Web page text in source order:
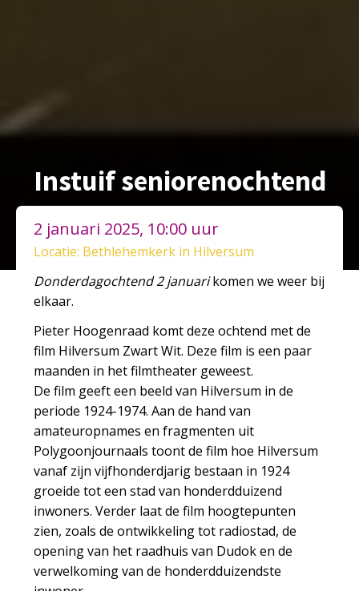
Instuif seniorenochtend
2 januari 2025, 10:00 uur
Locatie: Bethlehemkerk in Hilversum
Donderdagochtend 2 januarikomen we weer bij
elkaar.
Pieter Hoogenraad komt deze ochtend met de
film Hilversum Zwart Wit. Deze film is een paar
maanden in het filmtheater geweest.
De film geeft een beeld van Hilversum in de
periode 1924-1974. Aan de hand van
amateuropnames en fragmenten uit
Polygoonjournaals toont de film hoe Hilversum
vanaf zijn vijfhonderdjarig bestaan in 1924
groeide tot een stad van honderdduizend
inwoners. Verder laat de film hoogtepunten
zien, zoals de ontwikkeling tot radiostad, de
opening van het raadhuis van Dudok en de
verwelkoming van de honderdduizendste